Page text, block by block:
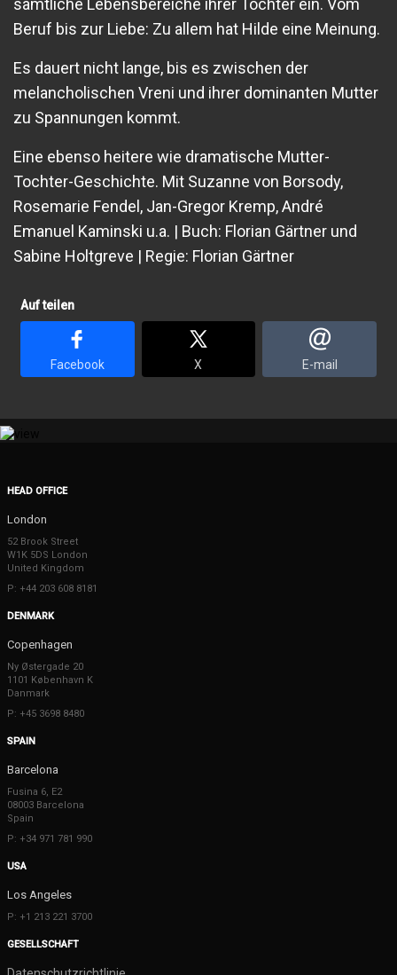
sämtliche Lebensbereiche ihrer Tochter ein. Vom
Beruf bis zur Liebe: Zu allem hat Hilde eine Meinung.
Es dauert nicht lange, bis es zwischen der
melancholischen Vreni und ihrer dominanten Mutter
zu Spannungen kommt.
Eine ebenso heitere wie dramatische Mutter-
Tochter-Geschichte. Mit Suzanne von Borsody,
Rosemarie Fendel, Jan-Gregor Kremp, André
Emanuel Kaminski u.a. | Buch: Florian Gärtner und
Sabine Holtgreve | Regie: Florian Gärtner
Auf teilen
Facebook X E-mail
HEAD OFFICE
London
52 Brook Street
W1K 5DS London
United Kingdom
P: +44 203 608 8181
DENMARK
Copenhagen
Ny Østergade 20
1101 København K
Danmark
P: +45 3698 8480
SPAIN
Barcelona
Fusina 6, E2
08003 Barcelona
Spain
P: +34 971 781 990
USA
Los Angeles
P: +1 213 221 3700
GESELLSCHAFT